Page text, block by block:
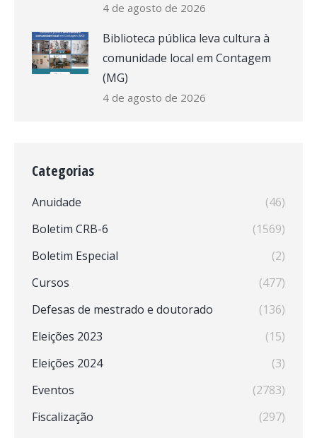
4 de agosto de 2026
Biblioteca pública leva cultura à
comunidade local em Contagem
(MG)
4 de agosto de 2026
Categorias
Anuidade
(46)
Boletim CRB-6
(1569)
Boletim Especial
(2)
Cursos
(477)
Defesas de mestrado e doutorado
(136)
Eleições 2023
(15)
Eleições 2024
(3)
Eventos
(2783)
Fiscalização
(297)